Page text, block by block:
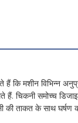
हैं कि मशीन विभिन्न
चिकनी समोच्च
की ताकत के साथ घर्षण